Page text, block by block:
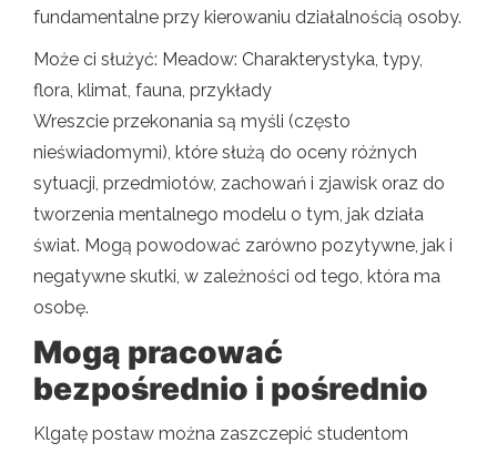
fundamentalne przy kierowaniu działalnością osoby.
Może ci służyć: Meadow: Charakterystyka, typy,
flora, klimat, fauna, przykłady
Wreszcie przekonania są myśli (często
nieświadomymi), które służą do oceny różnych
sytuacji, przedmiotów, zachowań i zjawisk oraz do
tworzenia mentalnego modelu o tym, jak działa
świat. Mogą powodować zarówno pozytywne, jak i
negatywne skutki, w zależności od tego, która ma
osobę.
Mogą pracować
bezpośrednio i pośrednio
Klgatę postaw można zaszczepić studentom